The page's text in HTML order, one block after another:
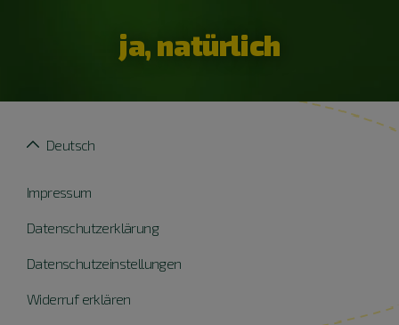
ja, natürlich
Impressum
Datenschutzerklärung
Datenschutzeinstellungen
Widerruf erklären
Deutsch